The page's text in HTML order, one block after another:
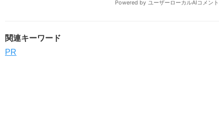
関連キーワード
PR